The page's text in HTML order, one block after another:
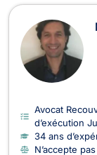
Avocat
d’exécution
34 ans
N’accepte